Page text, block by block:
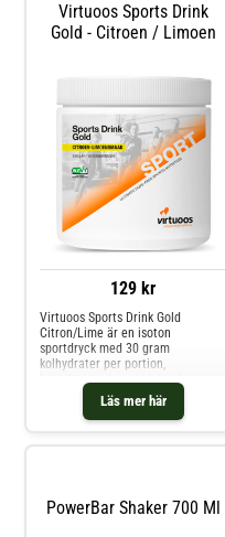
Virtuoos Sports Drink
Gold - Citroen / Limoen
129 kr
Läs mer här
Virtuoos Sports Drink Gold
Citron/Lime är en isoton
sportdryck med 30 gram
kolhydrater per portion,
kompletterad med elektrolyter.
Denna sportdryck är lämplig för
användning under träning och
hjälper till att kompensera förlust
PowerBar Shaker 700 Ml